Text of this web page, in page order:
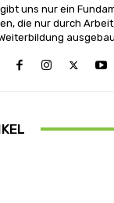
uns nur ein
die nur durch